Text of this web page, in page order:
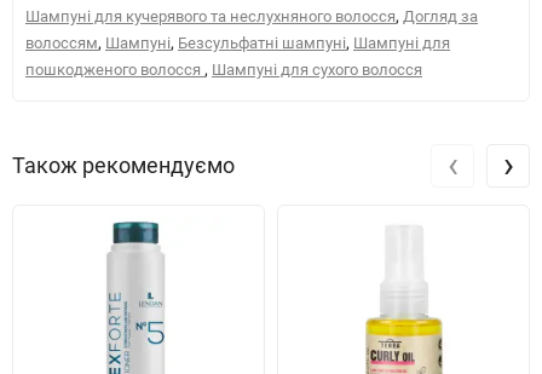
Шампуні для кучерявого та неслухняного волосся, Догляд за
волоссям, Шампуні, Безсульфатні шампуні, Шампуні для
пошкодженого волосся , Шампуні для сухого волосся
Також рекомендуємо ‹ ›